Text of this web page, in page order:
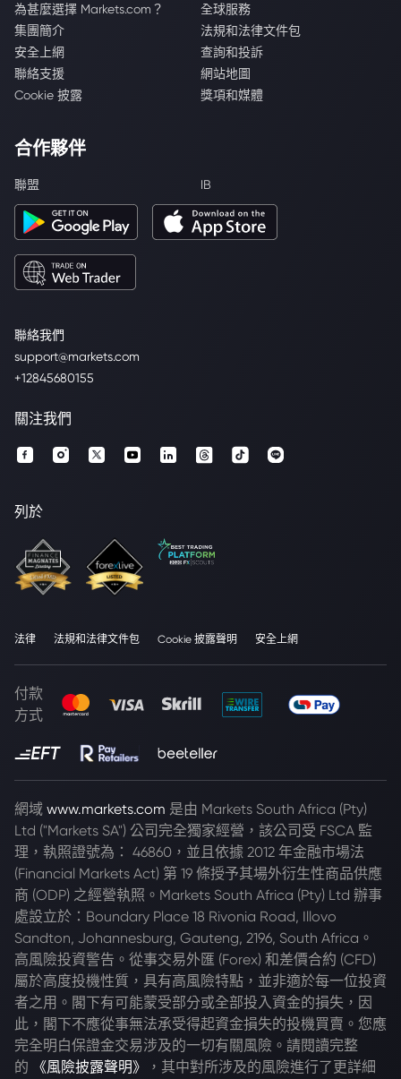
聯絡我們
support@markets.com
+12845680155
為甚麼選擇 Markets.com？
全球服務
集團簡介
法規和法律文件包
安全上網
查詢和投訴
聯絡支援
網站地圖
Cookie 披露
獎項和媒體
合作夥伴
聯盟 IB
關注我們
列於
法律 法規和法律文件包 Cookie 披露聲明 安全上網
付款
方式
網域 www.markets.com 是由 Markets South Africa (Pty)
Ltd ("Markets SA") 公司完全獨家經營，該公司受 FSCA 監
理，執照證號為： 46860，並且依據 2012 年金融市場法
(Financial Markets Act) 第 19 條授予其場外衍生性商品供應
商 (ODP) 之經營執照。Markets South Africa (Pty) Ltd 辦事
處設立於：Boundary Place 18 Rivonia Road, Illovo
Sandton, Johannesburg, Gauteng, 2196, South Africa。
高風險投資警告。從事交易外匯 (Forex) 和差價合約 (CFD)
屬於高度投機性質，具有高風險特點，並非適於每一位投資
者之用。閣下有可能蒙受部分或全部投入資金的損失，因
此，閣下不應從事無法承受得起資金損失的投機買賣。您應
完全明白保證金交易涉及的一切有關風險。請閱讀完整
的
《風險披露聲明》 ，其中對所涉及的風險進行了更詳細